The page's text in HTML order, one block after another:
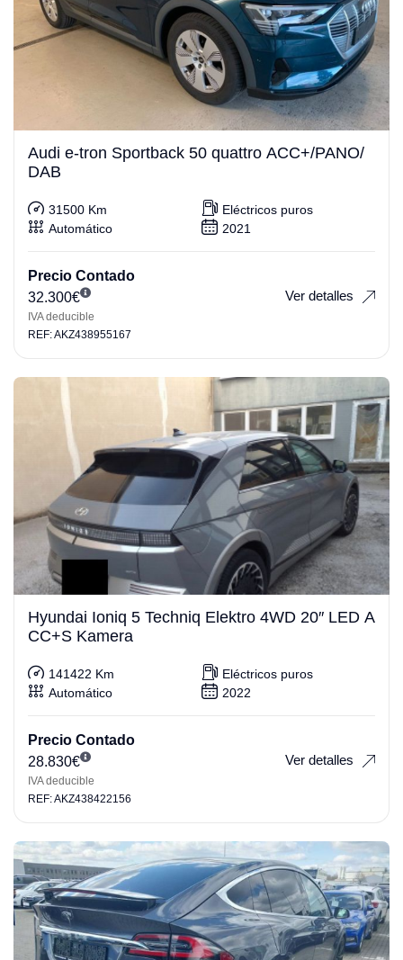
Audi e-tron Sportback 50 quattro ACC+/PANO/
DAB
31500 Km
Eléctricos puros
Automático
2021
Precio Contado
32.300€
IVA deducible
Ver detalles
REF: AKZ438955167
Hyundai Ioniq 5 Techniq Elektro 4WD 20″ LED A
CC+S Kamera
141422 Km
Eléctricos puros
Automático
2022
Precio Contado
28.830€
IVA deducible
Ver detalles
REF: AKZ438422156